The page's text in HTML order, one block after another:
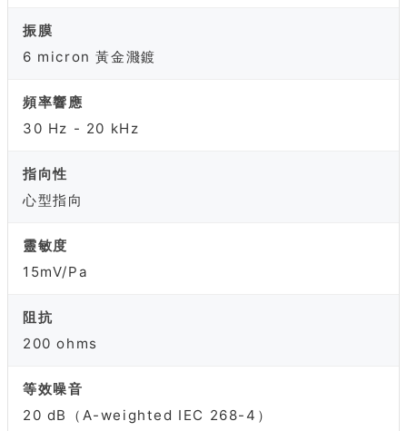
振膜
6 micron 黃金濺鍍
頻率響應
30 Hz - 20 kHz
指向性
心型指向
靈敏度
15mV/Pa
阻抗
200 ohms
等效噪音
20 dB（A-weighted IEC 268-4）